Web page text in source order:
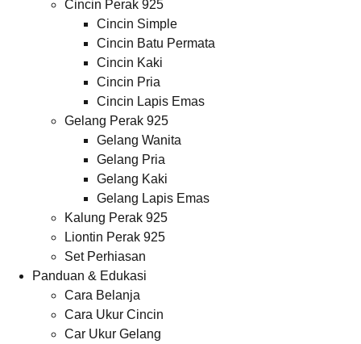
Cincin Perak 925
Cincin Simple
Cincin Batu Permata
Cincin Kaki
Cincin Pria
Cincin Lapis Emas
Gelang Perak 925
Gelang Wanita
Gelang Pria
Gelang Kaki
Gelang Lapis Emas
Kalung Perak 925
Liontin Perak 925
Set Perhiasan
Panduan & Edukasi
Cara Belanja
Cara Ukur Cincin
Car Ukur Gelang